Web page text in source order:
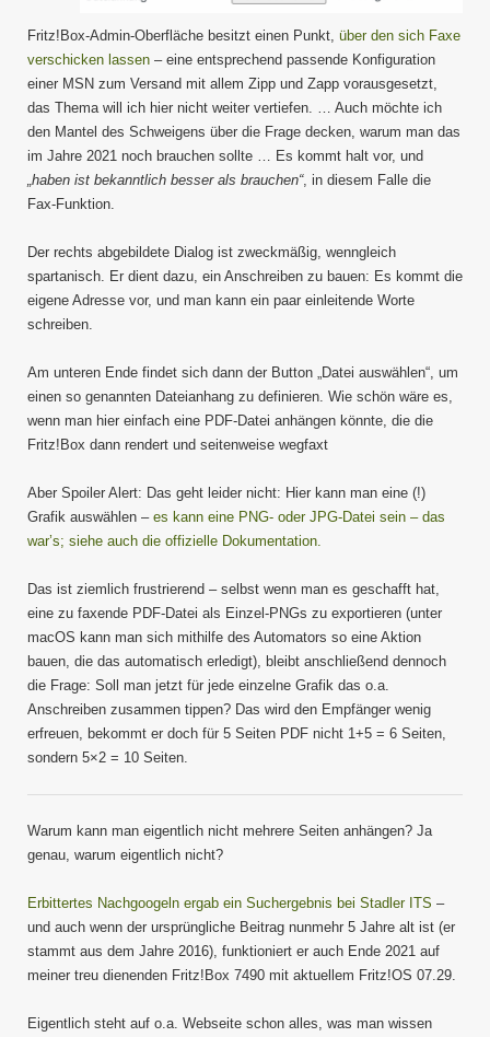
Fritz!Box-Admin-Oberfläche besitzt einen Punkt, über den sich Faxe
verschicken lassen – eine entsprechend passende Konfiguration
einer MSN zum Versand mit allem Zipp und Zapp vorausgesetzt,
das Thema will ich hier nicht weiter vertiefen. … Auch möchte ich
den Mantel des Schweigens über die Frage decken, warum man das
im Jahre 2021 noch brauchen sollte … Es kommt halt vor, und
„haben ist bekanntlich besser als brauchen“, in diesem Falle die
Fax-Funktion.
Der rechts abgebildete Dialog ist zweckmäßig, wenngleich
spartanisch. Er dient dazu, ein Anschreiben zu bauen: Es kommt die
eigene Adresse vor, und man kann ein paar einleitende Worte
schreiben.
Am unteren Ende findet sich dann der Button „Datei auswählen“, um
einen so genannten Dateianhang zu definieren. Wie schön wäre es,
wenn man hier einfach eine PDF-Datei anhängen könnte, die die
Fritz!Box dann rendert und seitenweise wegfaxt
Aber Spoiler Alert: Das geht leider nicht: Hier kann man eine (!)
Grafik auswählen – es kann eine PNG- oder JPG-Datei sein – das
war’s; siehe auch die offizielle Dokumentation.
Das ist ziemlich frustrierend – selbst wenn man es geschafft hat,
eine zu faxende PDF-Datei als Einzel-PNGs zu exportieren (unter
macOS kann man sich mithilfe des Automators so eine Aktion
bauen, die das automatisch erledigt), bleibt anschließend dennoch
die Frage: Soll man jetzt für jede einzelne Grafik das o.a.
Anschreiben zusammen tippen? Das wird den Empfänger wenig
erfreuen, bekommt er doch für 5 Seiten PDF nicht 1+5 = 6 Seiten,
sondern 5×2 = 10 Seiten.
Warum kann man eigentlich nicht mehrere Seiten anhängen? Ja
genau, warum eigentlich nicht?
Erbittertes Nachgoogeln ergab ein Suchergebnis bei Stadler ITS –
und auch wenn der ursprüngliche Beitrag nunmehr 5 Jahre alt ist (er
stammt aus dem Jahre 2016), funktioniert er auch Ende 2021 auf
meiner treu dienenden Fritz!Box 7490 mit aktuellem Fritz!OS 07.29.
Eigentlich steht auf o.a. Webseite schon alles, was man wissen